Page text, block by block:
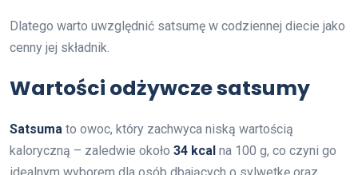
Dlatego warto uwzględnić satsumę w codziennej diecie jako
cenny jej składnik.
Wartości odżywcze satsumy
Satsuma to owoc, który zachwyca niską wartością
kaloryczną – zaledwie około 34 kcal na 100 g, co czyni go
idealnym wyborem dla osób dbających o sylwetkę oraz